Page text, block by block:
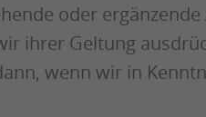
oder
ihrer Geltung
wenn wir in